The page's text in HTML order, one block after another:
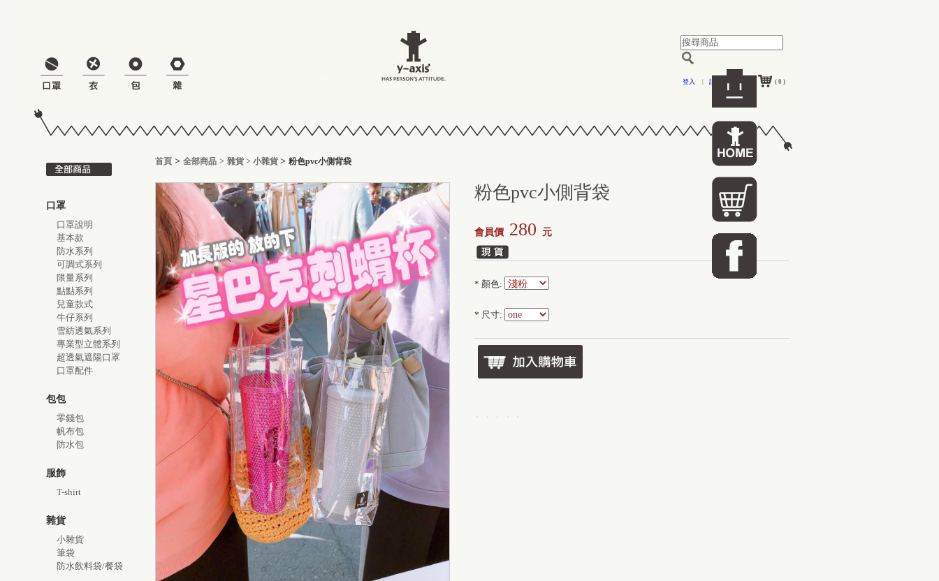
登入 註冊 ( 0 )
口罩
口罩說明
基本款
防水系列
可調式系列
限量系列
點點系列
兒童款式
牛仔系列
雪紡透氣系列
專業型立體系列
超透氣遮陽口罩
口罩配件
包包
零錢包
帆布包
防水包
服飾
T-shirt
雜貨
小雜貨
筆袋
防水飲料袋/餐袋
首頁 > 全部商品 > 雜貨 > 小雜貨 > 粉色pvc小側背袋
粉色pvc小側背袋
會員價 280 元
* 顏色:
* 尺寸: